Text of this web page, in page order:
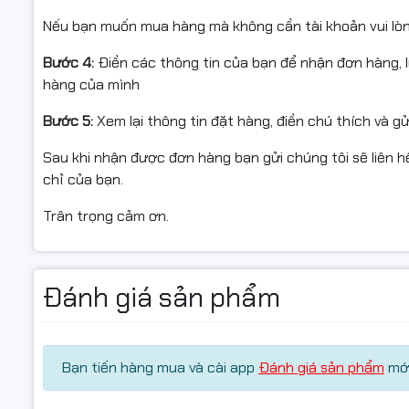
📦 Điều kiện hoàn hàng:
Quý khách quay video khi bóc hàng để làm bằng
Nếu sản phẩm không sử dụng được hoặc chưa biết
trợ.
Sản phẩm hoàn trả cần đóng gói nguyên vẹn như ban
Chỉ hỗ trợ đổi/hoàn khi sản phẩm còn nguyên trạng và
⚙️ Đặc điểm nổi bật:
Nếu bạn muốn mua hàng mà không cần tài khoản vui
Bước 4: Điền các thông tin của bạn để nhận đơn
hàng của mình
Bước 5:Xem lại thông tin đặt hàng, điền chú thích và
Sau khi nhận được đơn hàng bạn gửi chúng tôi sẽ liên
chỉ của bạn.
Trân trọng cảm ơn.
Đánh giá sản phẩm
Bạn tiến hàng mua và cài app Đánh giá sản phẩm
Ruột dây
Dây
Cách điện
nghiệp.